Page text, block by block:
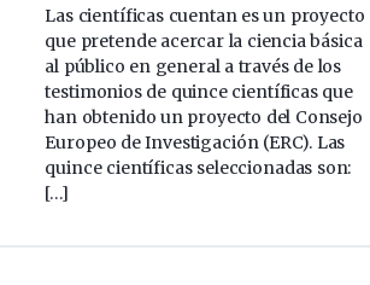
Las científicas cuentan es un proyecto
que pretende acercar la ciencia básica
al público en general a través de los
testimonios de quince científicas que
han obtenido un proyecto del Consejo
Europeo de Investigación (ERC). Las
quince científicas seleccionadas son:
[…]